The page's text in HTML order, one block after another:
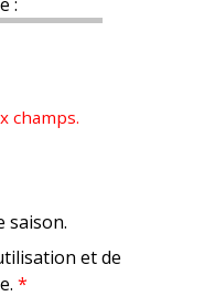
champs.
saison.
et de
*